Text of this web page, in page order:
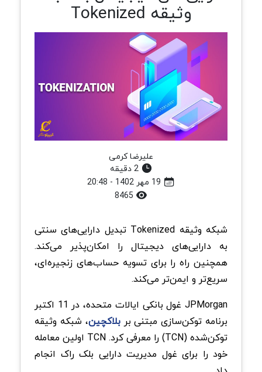
وثیقه Tokenized
علیرضا کرمی
2 دقیقه
شبکه وثیقه Tokenized تبدیل دارایی‌های سنتی
به دارایی‌های دیجیتال را امکان‌پذیر می‌کند.
همچنین راه را برای تسویه حساب‌های زنجیره‌ای،
سریع‌تر و ایمن‌تر می‌کند.
JPMorgan غول بانکی ایالات متحده، در 11 اکتبر
برنامه توکن‌سازی مبتنی بربلاکچین، شبکه وثیقه
توکن‌شده (TCN) را معرفی کرد. TCN اولین معامله
خود را برای غول مدیریت دارایی بلک راک انجام